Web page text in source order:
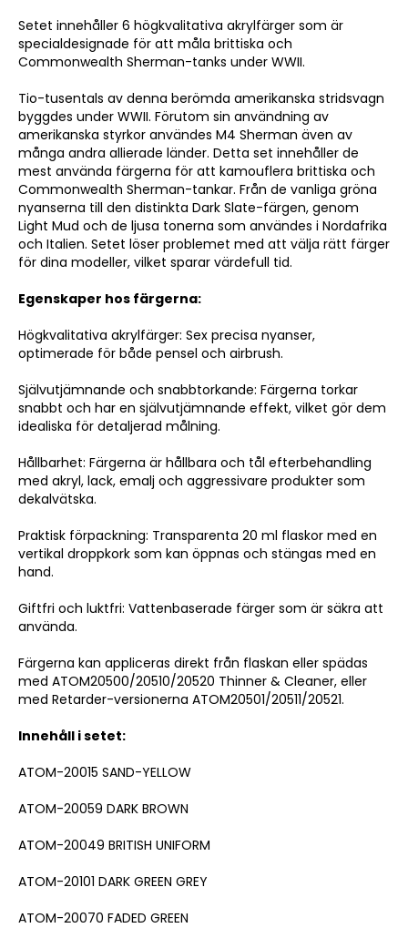
Setet innehåller 6 högkvalitativa akrylfärger som är
specialdesignade för att måla brittiska och
Commonwealth Sherman-tanks under WWII.
Tio-tusentals av denna berömda amerikanska stridsvagn
byggdes under WWII. Förutom sin användning av
amerikanska styrkor användes M4 Sherman även av
många andra allierade länder. Detta set innehåller de
mest använda färgerna för att kamouflera brittiska och
Commonwealth Sherman-tankar. Från de vanliga gröna
nyanserna till den distinkta Dark Slate-färgen, genom
Light Mud och de ljusa tonerna som användes i Nordafrika
och Italien. Setet löser problemet med att välja rätt färger
för dina modeller, vilket sparar värdefull tid.
Egenskaper hos färgerna:
Högkvalitativa akrylfärger: Sex precisa nyanser,
optimerade för både pensel och airbrush.
Självutjämnande och snabbtorkande: Färgerna torkar
snabbt och har en självutjämnande effekt, vilket gör dem
idealiska för detaljerad målning.
Hållbarhet: Färgerna är hållbara och tål efterbehandling
med akryl, lack, emalj och aggressivare produkter som
dekalvätska.
Praktisk förpackning: Transparenta 20 ml flaskor med en
vertikal droppkork som kan öppnas och stängas med en
hand.
Giftfri och luktfri: Vattenbaserade färger som är säkra att
använda.
Färgerna kan appliceras direkt från flaskan eller spädas
med ATOM20500/20510/20520 Thinner & Cleaner, eller
med Retarder-versionerna ATOM20501/20511/20521.
Innehåll i setet:
ATOM-20015 SAND-YELLOW
ATOM-20059 DARK BROWN
ATOM-20049 BRITISH UNIFORM
ATOM-20101 DARK GREEN GREY
ATOM-20070 FADED GREEN